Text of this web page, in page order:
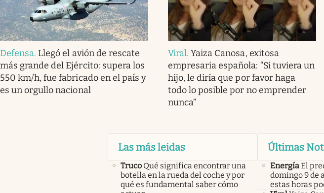
Defensa. Llegó el avión de rescate
más grande del Ejército: supera los
550 km/h, fue fabricado en el país y
es un orgullo nacional
Viral.Yaiza Canosa, exitosa
empresaria española: “Si tuviera un
hijo, le diría que por favor haga
todo lo posible por no emprender
nunca”
Las más leidas
Truco Qué significa encontrar una
botella en la rueda del coche y por
qué es fundamental saber cómo
Últimas
EnergíaEl
domingo 9 de
estas horas